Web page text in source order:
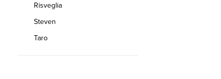
Risveglia
Steven
Taro